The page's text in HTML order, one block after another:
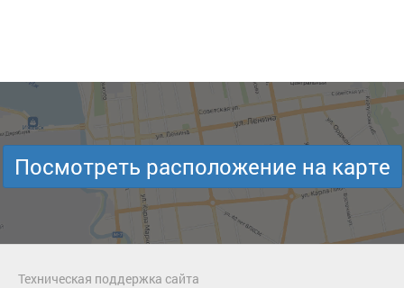
Посмотреть расположение на карте
Техническая поддержка сайта